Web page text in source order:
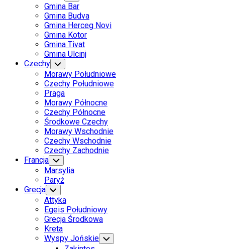
Child
Menu
Gmina Bar
Gmina Budva
Gmina Herceg Novi
Gmina Kotor
Gmina Tivat
Gmina Ulcinj
Czechy Toggle
Child
Menu
Morawy Południowe
Czechy Południowe
Praga
Morawy Północne
Czechy Północne
Środkowe Czechy
Morawy Wschodnie
Czechy Wschodnie
Czechy Zachodnie
Francja Toggle
Child
Menu
Marsylia
Paryż
Grecja Toggle
Child
Menu
Attyka
Egeis Południowy
Grecja Środkowa
Kreta
Wyspy Jońskie Toggle
Child